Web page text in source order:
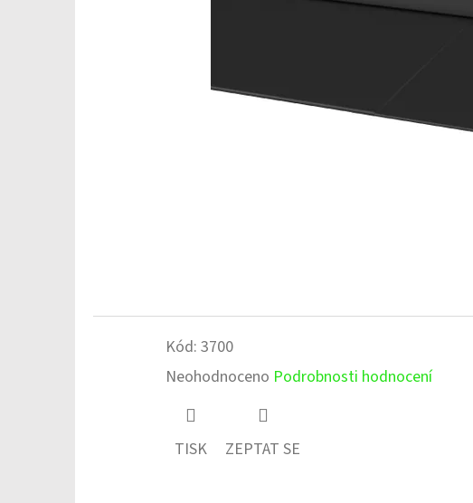
Kód: 3700
Průměrné
hodnocení
Neohodnoceno Podrobnosti hodnocení
TISK ZEPTAT SE